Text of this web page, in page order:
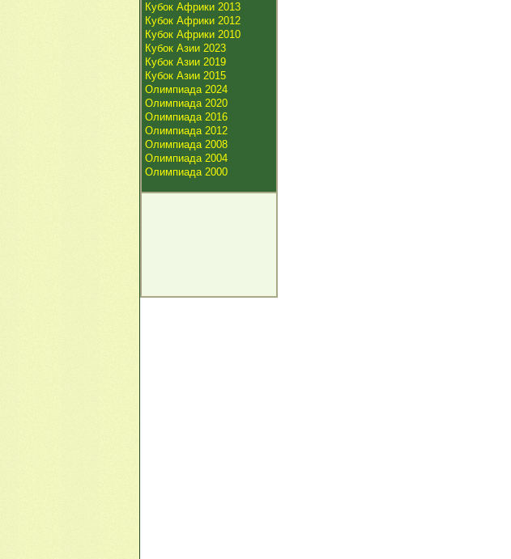
Кубок Африки 2013
Кубок Африки 2012
Кубок Африки 2010
Кубок Азии 2023
Кубок Азии 2019
Кубок Азии 2015
Олимпиада 2024
Олимпиада 2020
Олимпиада 2016
Олимпиада 2012
Олимпиада 2008
Олимпиада 2004
Олимпиада 2000